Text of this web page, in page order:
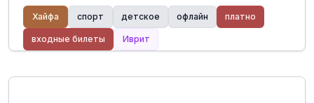
Хайфа спорт детское офлайн платно
входные билеты Иврит